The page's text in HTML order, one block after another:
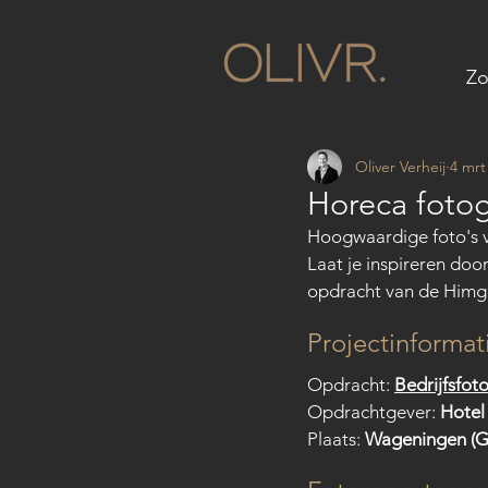
Horeca
Oliver Verheij 4 mrt
Hoogwaardige foto's
Laat je inspireren
opdracht van de
Opdracht:
Opdrachtgever:
Plaats: Wageningen